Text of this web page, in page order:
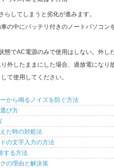
らしてしまうと劣化が進みます。
の中にバッテリ付きのノートパソコン
態でAC電源のみで使用はしない。外し
外したままにした場合、過放電になり
て使用してください。
から鳴るノイズを防ぐ方法
び方
た時の対処法
の文字入力の方法
する方法
の理由と解決策